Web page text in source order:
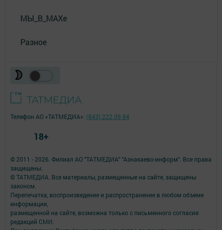
МЫ_В_MAXе
Разное
© 2011 - 2026. Филиал АО "ТАТМЕДИА" "Азнакаево-информ". Все права
защищены.
© ТАТМЕДИА. Все материалы, размещенные на сайте, защищены
законом.
Перепечатка, воспроизведение и распространение в любом объеме
информации,
размещенной на сайте, возможна только с письменного согласия
редакций СМИ.
Телефон АО «ТАТМЕДИА»: (843) 222 09 84
18+